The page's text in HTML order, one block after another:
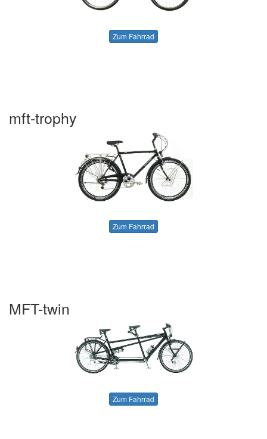
Zum Fahrrad
mft-trophy
Zum Fahrrad
MFT-twin
Zum Fahrrad